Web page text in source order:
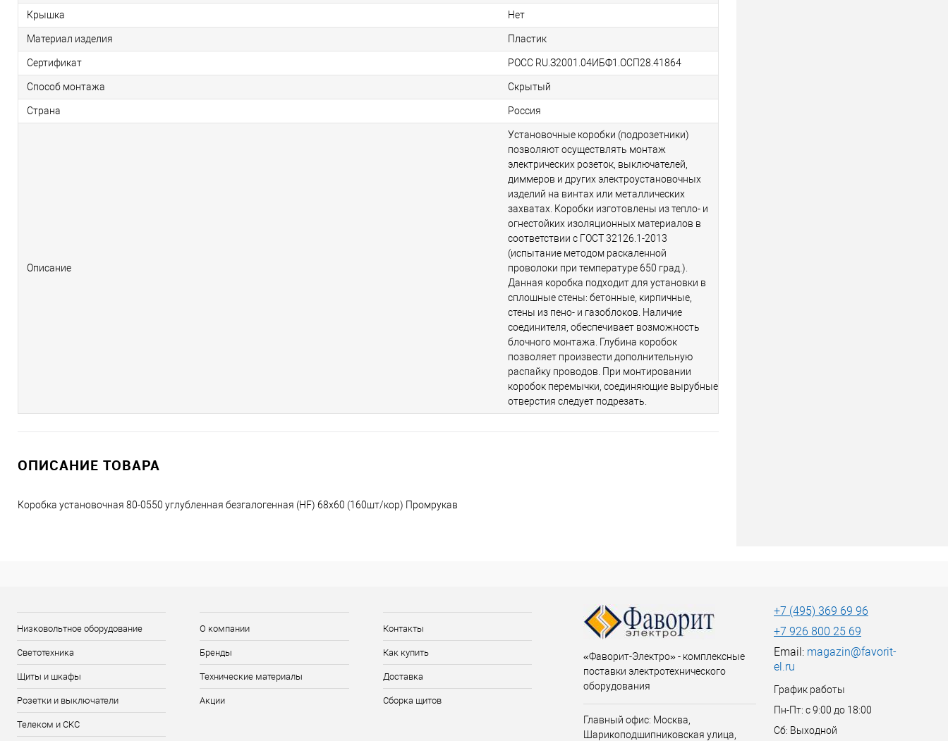
Крышка Нет
Материал изделия Пластик
Сертификат РОСС RU.З2001.04ИБФ1.ОСП28.41864
Способ монтажа Скрытый
Страна Россия
Описание
Установочные коробки (подрозетники)
позволяют осуществлять монтаж
электрических розеток, выключателей,
диммеров и других электроустановочных
изделий на винтах или металлических
захватах. Коробки изготовлены из тепло- и
огнестойких изоляционных материалов в
соответствии c ГОСТ 32126.1-2013
(испытание методом раскаленной
проволоки при температуре 650 град.).
Данная коробка подходит для установки в
сплошные стены: бетонные, кирпичные,
стены из пено- и газоблоков. Наличие
соединителя, обеспечивает возможность
блочного монтажа. Глубина коробок
позволяет произвести дополнительную
распайку проводов. При монтировании
коробок перемычки, соединяющие вырубные
отверстия следует подрезать.
ОПИСАНИЕ ТОВАРА
Коробка установочная 80-0550 углубленная безгалогенная (HF) 68х60 (160шт/кор) Промрукав
Низковольтное оборудование
Светотехника
Щиты и шкафы
Розетки и выключатели
Телеком и СКС
О компании
Бренды
Технические материалы
Акции
Контакты
Как купить
Доставка
Сборка щитов
«Фаворит-Электро» - комплексные
поставки электротехнического
оборудования
Главный офис: Москва,
Шарикоподшипниковская улица,
+7 (495) 369 69 96
+7 926 800 25 69
Email: magazin@favorit-
el.ru
График работы
Пн-Пт: с 9:00 до 18:00
Сб: Выходной